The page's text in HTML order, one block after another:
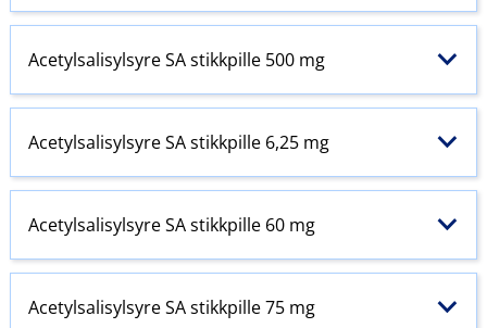
Acetylsalisylsyre SA stikkpille 500 mg
Acetylsalisylsyre SA stikkpille 6,25 mg
Acetylsalisylsyre SA stikkpille 60 mg
Acetylsalisylsyre SA stikkpille 75 mg